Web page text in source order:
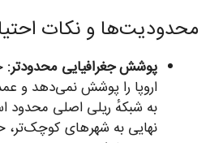
محدودیت‌ها و نکات
پوشش جغرافیایی محدودتر:
اروپا را پوشش نمی‌دهد و
به شبکهٔ ریلی اصلی محدود
نهایی به شهرهای کوچک‌تر،